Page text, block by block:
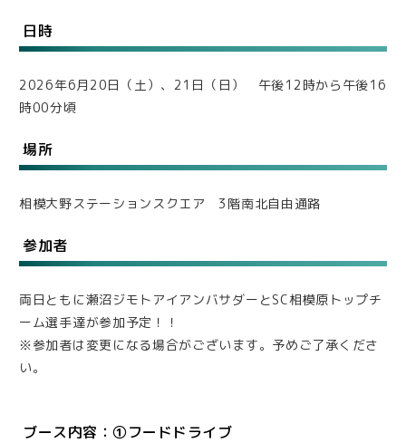
日時
2026年6月20日（土）、21日（日） 午後12時から午後16
時00分頃
場所
相模大野ステーションスクエア 3階南北自由通路
参加者
両日ともに瀬沼ジモトアイアンバサダーとSC相模原トップチ
ーム選手達が参加予定！！
※参加者は変更になる場合がございます。予めご了承くださ
い。
ブース内容：①フードドライブ